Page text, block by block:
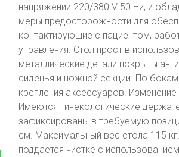
напряжении 220/380 V 50 Hz, и
меры предосторожности для
контактирующие с пациентом,
управления. Стол прост в
металлические детали покрыты
сиденья и ножной секции. По
крепления аксессуаров.
Имеются гинекологические
зафиксированы в требуемую
см. Максимальный вес стола 115
поддается чистке с